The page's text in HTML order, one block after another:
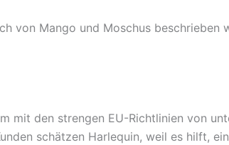
von Mango und Moschus beschrieben
mit den strengen EU-Richtlinien von
schätzen Harlequin, weil es hilft,